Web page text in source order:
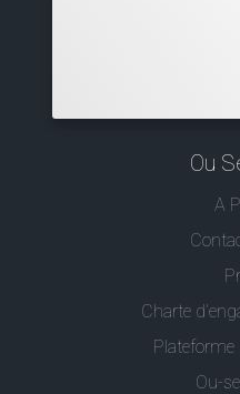
Ou
A
Charte
Plateforme
Ou-